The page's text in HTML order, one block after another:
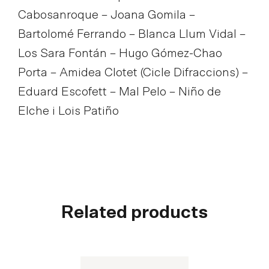
Cabosanroque – Joana Gomila –
Bartolomé Ferrando – Blanca Llum Vidal –
Los Sara Fontán – Hugo Gómez-Chao
Porta – Amidea Clotet (Cicle Difraccions) –
Eduard Escofett – Mal Pelo – Niño de
Elche i Lois Patiño
Related products